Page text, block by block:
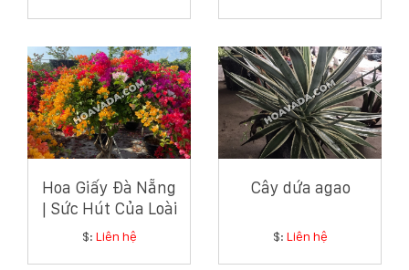
Hoa Giấy Đà Nẵng
| Sức Hút Của Loài
Hoa Giản Dị Mà
$: Liên hệ
Cây dứa agao
$: Liên hệ